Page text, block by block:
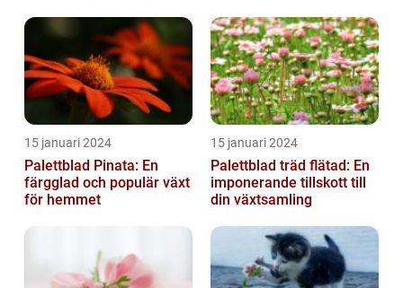
15 januari 2024
Palettblad Pinata: En
färgglad och populär växt
för hemmet
15 januari 2024
Palettblad träd flätad: En
imponerande tillskott till
din växtsamling